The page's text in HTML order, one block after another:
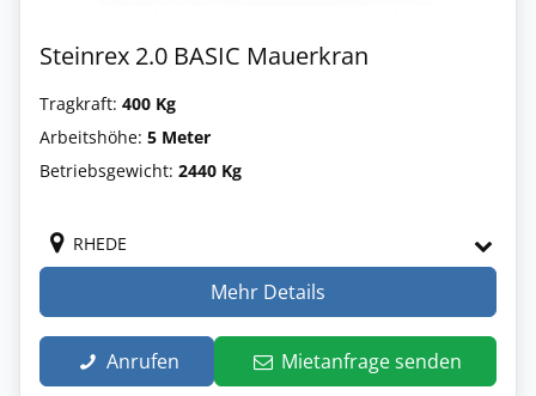
Steinrex 2.0 BASIC Mauerkran
Tragkraft: 400 Kg
Arbeitshöhe: 5 Meter
Betriebsgewicht: 2440 Kg
RHEDE
Mehr Details
Anrufen Mietanfrage senden